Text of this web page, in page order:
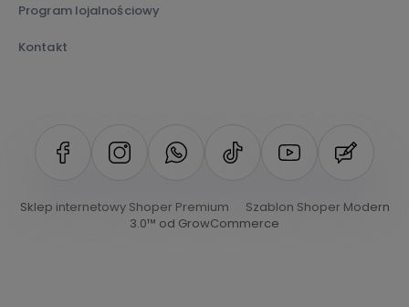
Program lojalnościowy
Kontakt
Sklep internetowy Shoper Premium
Szablon Shoper Modern
3.0™ od GrowCommerce